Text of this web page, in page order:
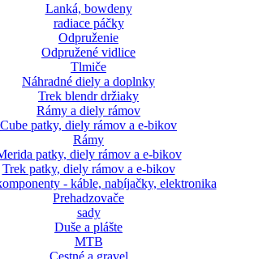
Lanká, bowdeny
radiace páčky
Odpruženie
Odpružené vidlice
Tlmiče
Náhradné diely a doplnky
Trek blendr držiaky
Rámy a diely rámov
Cube patky, diely rámov a e-bikov
Rámy
patky, diely rámov a e-bikov
Trek patky, diely rámov a e-bikov
- káble, nabíjačky, elektronika
Prehadzovače
sady
Duše a plášte
MTB
Cestné a gravel